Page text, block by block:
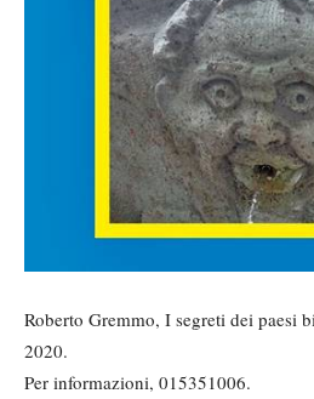
Roberto Gremmo, I segreti dei paesi
2020.
Per informazioni, 015351006.